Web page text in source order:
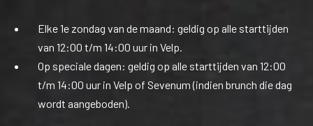
Elke 1e zondag van de maand: geldig op alle starttijden
van 12:00 t/m 14:00 uur in Velp.
Op speciale dagen: geldig op alle starttijden van 12:00
t/m 14:00 uur in Velp of Sevenum (indien brunch die dag
wordt aangeboden).